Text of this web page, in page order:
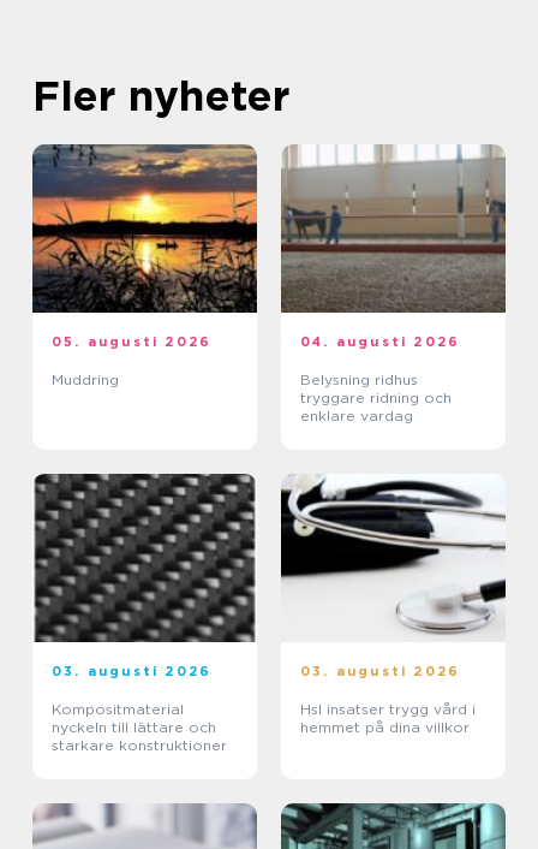
Fler nyheter
05. augusti 2026
Muddring
04. augusti 2026
Belysning ridhus
tryggare ridning och
enklare vardag
03. augusti 2026
Kompositmaterial
nyckeln till lättare och
starkare konstruktioner
03. augusti 2026
Hsl insatser trygg vård i
hemmet på dina villkor